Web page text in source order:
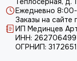
Ежедневно
Заказы на сайте
ИП Мединцев
ИНН:
ОГРНИП: